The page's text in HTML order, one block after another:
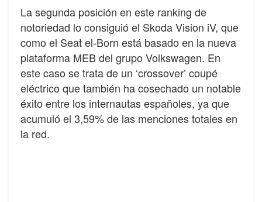
La segunda posición en este ranking de
notoriedad lo consiguió el Skoda Vision iV, que
como el Seat el-Born está basado en la nueva
plataforma MEB del grupo Volkswagen. En
este caso se trata de un ‘crossover’ coupé
eléctrico que también ha cosechado un notable
éxito entre los internautas españoles, ya que
acumuló el 3,59% de las menciones totales en
la red.